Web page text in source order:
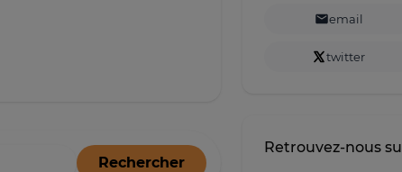
Rechercher
email
twitter
Retrouvez-nous